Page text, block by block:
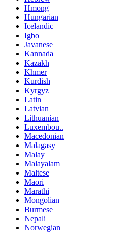
Hmong
Hungarian
Icelandic
Igbo
Javanese
Kannada
Kazakh
Khmer
Kurdish
Kyrgyz
Latin
Latvian
Lithuanian
Luxembou..
Macedonian
Malagasy
Malay
Malayalam
Maltese
Maori
Marathi
Mongolian
Burmese
Nepali
Norwegian